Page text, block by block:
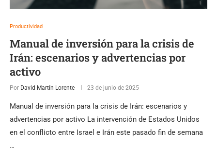
Productividad
Manual de inversión para la crisis de
Irán: escenarios y advertencias por
activo
Por David Martín Lorente 23 de junio de 2025
Manual de inversión para la crisis de Irán: escenarios y
advertencias por activo La intervención de Estados Unidos
en el conflicto entre Israel e Irán este pasado fin de semana
…